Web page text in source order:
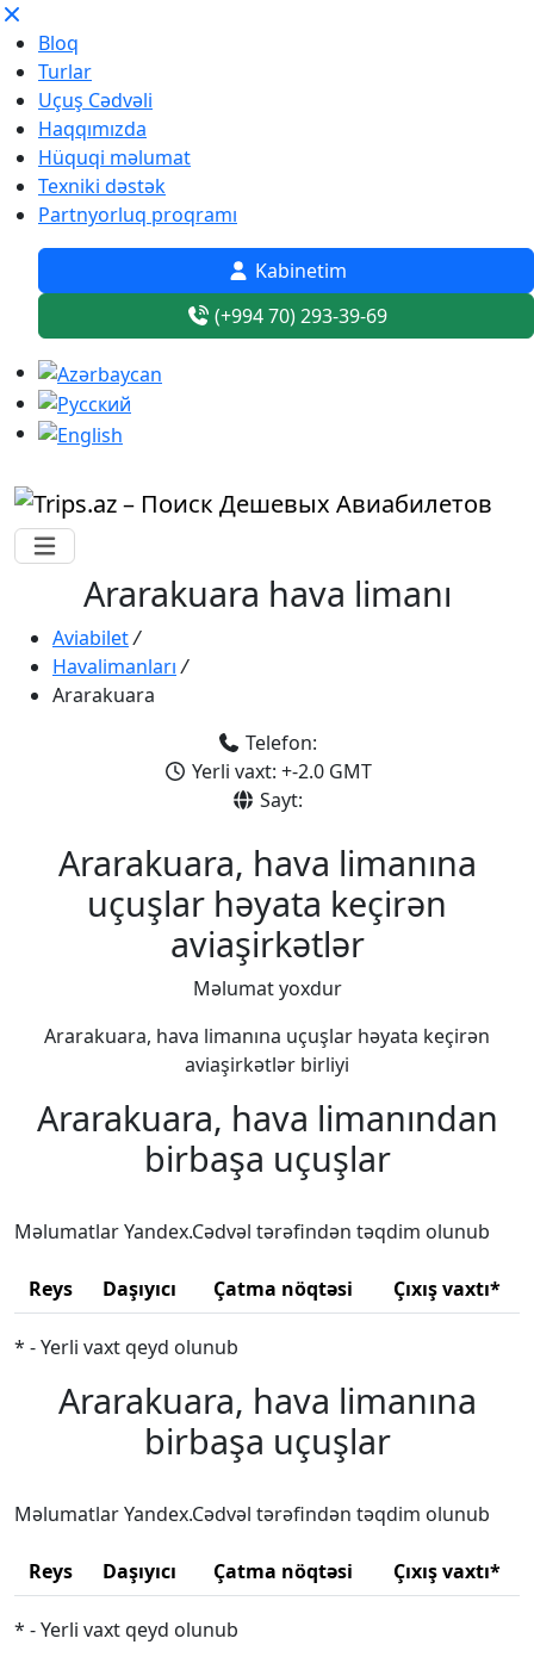
Bloq
Turlar
Uçuş Cədvəli
Haqqımızda
Hüquqi məlumat
Texniki dəstək
Partnyorluq proqramı
Kabinetim
(+994 70) 293-39-69
Ararakuara hava limanı
Aviabilet/
Havalimanları /
Ararakuara
Telefon:
Yerli vaxt: +-2.0 GMT
Sayt:
Ararakuara, hava limanına
uçuşlar həyata keçirən
aviaşirkətlər
Məlumat yoxdur
Ararakuara, hava limanına uçuşlar həyata keçirən
aviaşirkətlər birliyi
Ararakuara, hava limanından
birbaşa uçuşlar
Məlumatlar Yandex.Cədvəl tərəfindən təqdim olunub
Reys Daşıyıcı Çatma nöqtəsi Çıxış vaxtı*
* - Yerli vaxt qeyd olunub
Ararakuara, hava limanına
birbaşa uçuşlar
Məlumatlar Yandex.Cədvəl tərəfindən təqdim olunub
Reys Daşıyıcı Çatma nöqtəsi Çıxış vaxtı*
* - Yerli vaxt qeyd olunub